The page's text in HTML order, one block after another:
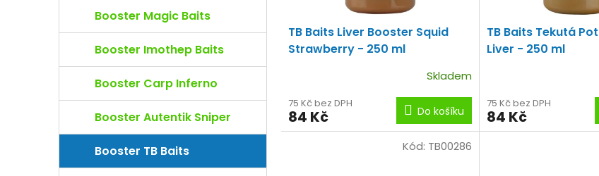
Booster Magic Baits
Booster Imothep Baits
Booster Carp Inferno
Booster Autentik Sniper
Booster TB Baits
TB Baits Liver Booster Squid
Strawberry - 250 ml
Skladem
75 Kč bez DPH
84 Kč Do košíku
TB Baits Tekutá
Liver - 250 ml
75 Kč bez DPH
84 Kč
Kód: TB00286